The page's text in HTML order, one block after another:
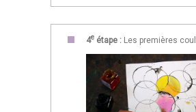
4e étape : Les premières